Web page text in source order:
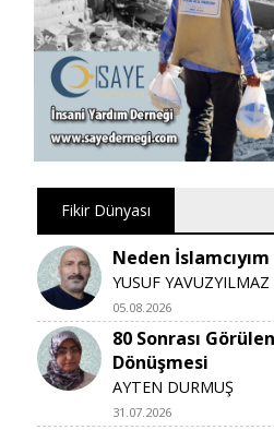
Fikir Dünyası
Neden İslamcıyım
YUSUF YAVUZYILMAZ
05.08.2026
80 Sonrası
Dönüşmesi
AYTEN DURMUŞ
31.07.2026